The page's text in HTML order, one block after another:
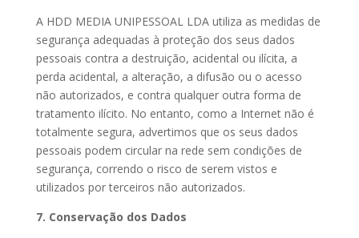
A HDD MEDIA UNIPESSOAL LDA utiliza as medidas de
segurança adequadas à proteção dos seus dados
pessoais contra a destruição, acidental ou ilícita, a
perda acidental, a alteração, a difusão ou o acesso
não autorizados, e contra qualquer outra forma de
tratamento ilícito. No entanto, como a Internet não é
totalmente segura, advertimos que os seus dados
pessoais podem circular na rede sem condições de
segurança, correndo o risco de serem vistos e
utilizados por terceiros não autorizados.
7. Conservação dos Dados